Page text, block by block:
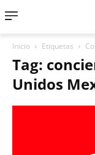
Inicio Etiquetas
Tag:
Unidos